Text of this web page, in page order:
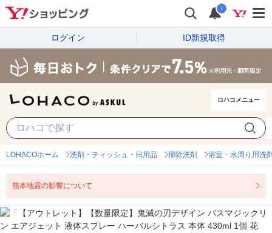
i
ログイン ID新規取得
ロハコメニュー
LOHACOホーム 洗剤・ティッシュ・日用品 掃除洗剤 浴室・水周り用洗
熊本地震の影響について